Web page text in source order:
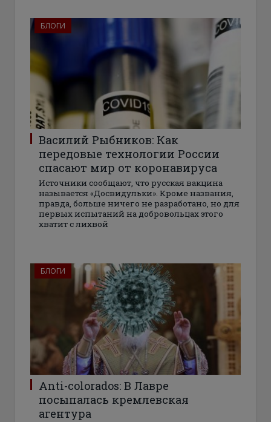
БЛОГИ
Василий Рыбников: Как
передовые технологии России
спасают мир от коронавируса
Источники сообщают, что русская вакцина
называется «Досвидульки». Кроме названия,
правда, больше ничего не разработано, но для
первых испытаний на добровольцах этого
хватит с лихвой
БЛОГИ
Аnti-colorados: В Лавре
посыпалась кремлевская
агентура